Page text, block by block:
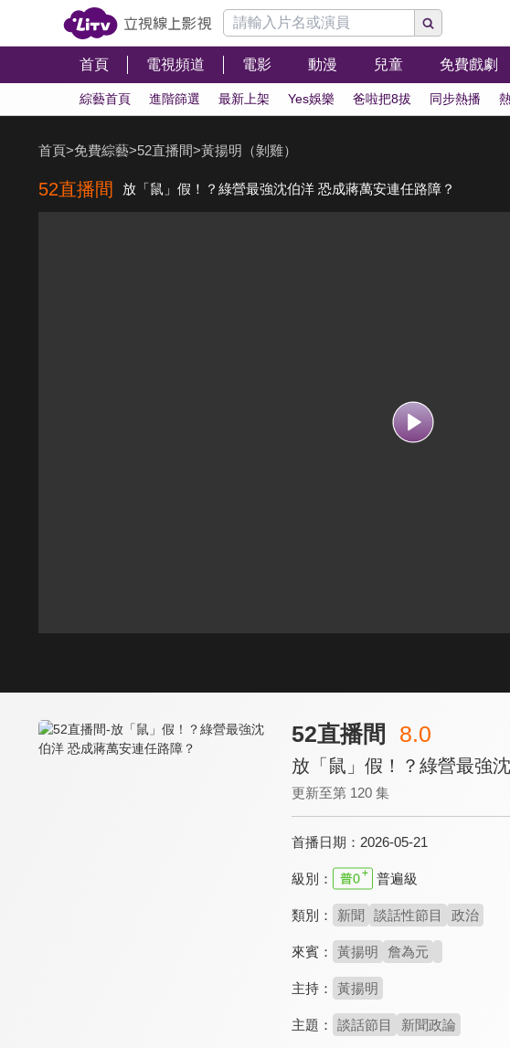
首頁 電視頻道 電影 動漫 兒童 免費戲劇
綜藝首頁 進階篩選 最新上架 Yes娛樂 爸啦把8拔 同步熱播
首頁>免費綜藝>52直播間>黃揚明（剝雞）
52直播間 放「鼠」假！？綠營最強沈伯洋 恐成蔣萬安連任路障？
52直播間 8.0
放「鼠」假！？綠營最強
更新至第 120 集
首播日期： 2026-05-21
級別： 普遍級
類別： 新聞 談話性節目 政治
來賓： 黃揚明 詹為元
主持： 黃揚明
主題： 談話節目 新聞政論